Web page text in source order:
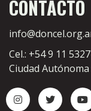
CONTACTO
Cel.: +54 9 11
Ciudad